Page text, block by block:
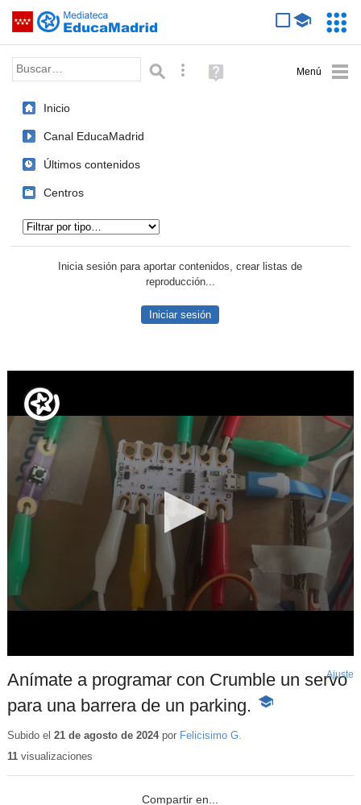
Saltar navegación
Palabra o frase: Búsqueda avanzada
Ayuda
(en
Inicio
Canal EducaMadrid
Últimos contenidos
Centros
Inicia sesión para aportar contenidos, crear listas de
reproducción...
Iniciar sesión
Anímate a programar con Crumble un servo
para una barrera de un parking.
-
Ajuste
Subido el 21 de agosto de 2024por Felicisimo G.
11visualizaciones